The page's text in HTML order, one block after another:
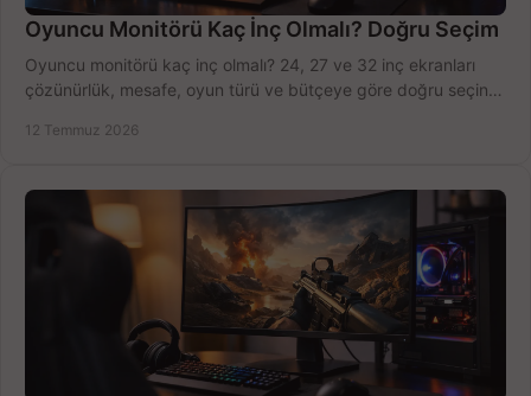
Oyuncu Monitörü Kaç İnç Olmalı? Doğru Seçim
Oyuncu monitörü kaç inç olmalı? 24, 27 ve 32 inç ekranları
çözünürlük, mesafe, oyun türü ve bütçeye göre doğru seçin,
12 Temmuz 2026